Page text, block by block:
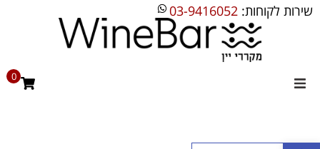
שירות לקוחות: 03-9416052
0